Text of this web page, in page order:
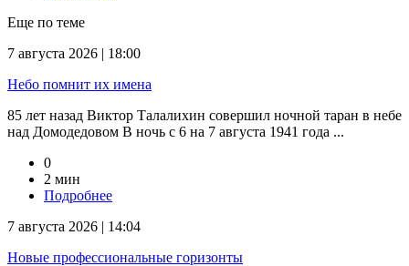
Еще по теме
7 августа 2026 | 18:00
Небо помнит их имена
85 лет назад Виктор Талалихин совершил ночной таран в небе
над Домодедовом В ночь с 6 на 7 августа 1941 года ...
0
2 мин
Подробнее
7 августа 2026 | 14:04
Новые профессиональные горизонты